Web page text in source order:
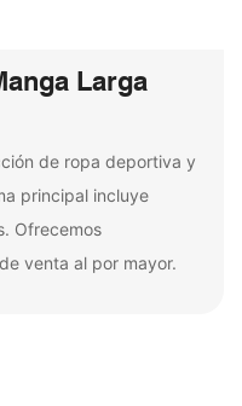
Larga
de ropa deportiva y
principal incluye
Ofrecemos
venta al por mayor.